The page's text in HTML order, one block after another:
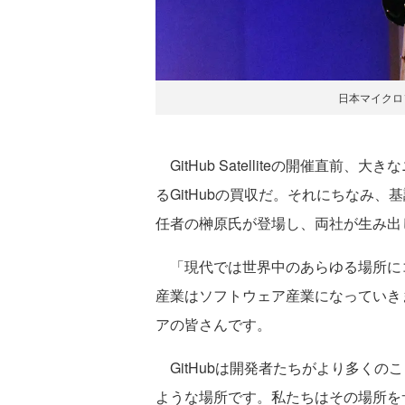
日本マイク
GitHub Satelliteの開催直前、大き
るGitHubの買収だ。それにちなみ、
任者の榊原氏が登場し、両社が生み
「現代では世界中のあらゆる場所
産業はソフトウェア産業になってい
アの皆さんです。
GitHubは開発者たちがより多くの
ような場所です。私たちはその場所